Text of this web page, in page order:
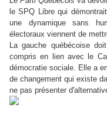
le SPQ Libre qui
une dynamique sans
électoraux viennent de
La gauche québécoise
compris en lien avec le
démocratie sociale. Elle a
de changement qui existe
ne pas présenter